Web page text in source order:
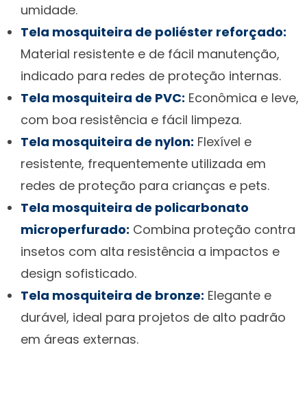
umidade.
Tela mosquiteira de poliéster reforçado:
Material resistente e de fácil manutenção,
indicado para redes de proteção internas.
Tela mosquiteira de PVC: Econômica e leve,
com boa resistência e fácil limpeza.
Tela mosquiteira de nylon: Flexível e
resistente, frequentemente utilizada em
redes de proteção para crianças e pets.
Tela mosquiteira de policarbonato
microperfurado: Combina proteção contra
insetos com alta resistência a impactos e
design sofisticado.
Tela mosquiteira de bronze: Elegante e
durável, ideal para projetos de alto padrão
em áreas externas.